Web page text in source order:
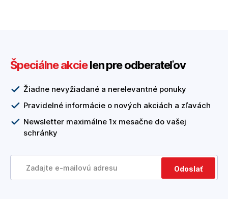
Špeciálne akcielen pre odberateľov
Žiadne nevyžiadané a nerelevantné ponuky
Pravidelné informácie o nových akciách a zľavách
Newsletter maximálne 1x mesačne do vašej
schránky
Odoslať